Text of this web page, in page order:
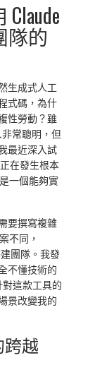
隊的
生成式人工
式碼，為什
性勞動？雖
常聰明，但
最近深入試
在發生根本
一個能夠實
要撰寫複雜
不同，
團隊。我發
不懂技術的
這款工具的
景改變我的
跨越